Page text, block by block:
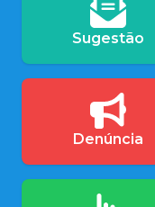
Sugestão
Denúncia